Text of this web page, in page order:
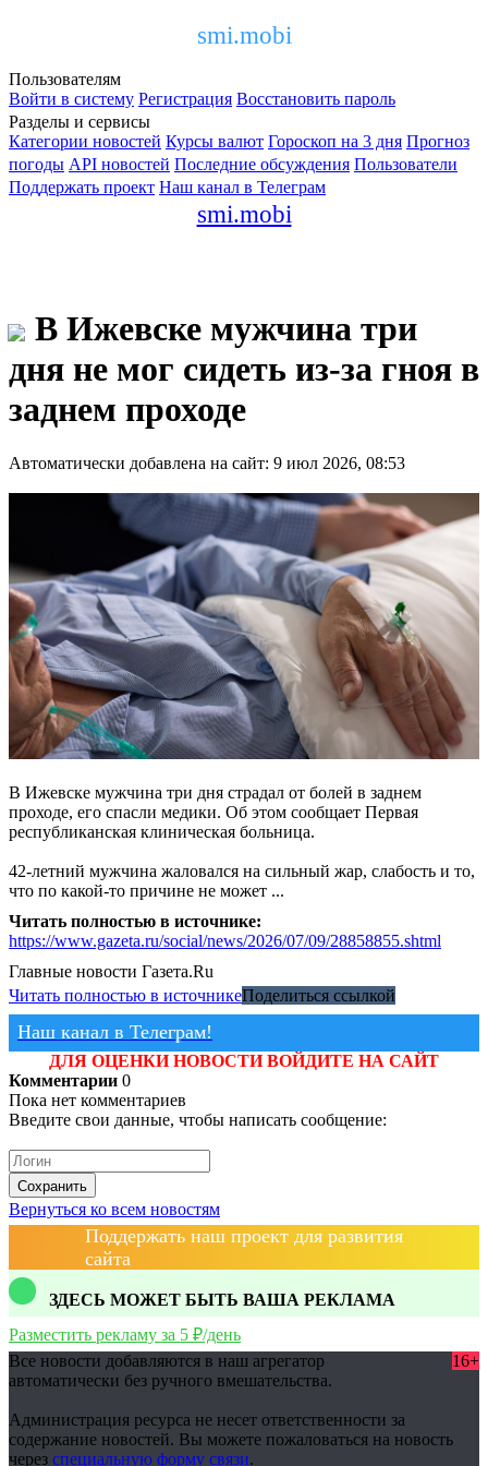
smi.mobi
Пользователям
Войти в систему Регистрация Восстановить пароль
Разделы и сервисы
Категории новостей Курсы валют Гороскоп на 3 дня Прогноз
погоды API новостей Последние обсуждения Пользователи
Поддержать проект Наш канал в Телеграм
smi.mobi
В Ижевске мужчина три
дня не мог сидеть из-за гноя в
заднем проходе
Автоматически добавлена на сайт: 9 июл 2026, 08:53
В Ижевске мужчина три дня страдал от болей в заднем
проходе, его спасли медики. Об этом сообщает Первая
республиканская клиническая больница.
42-летний мужчина жаловался на сильный жар, слабость и то,
что по какой-то причине не может ...
Читать полностью в источнике:
https://www.gazeta.ru/social/news/2026/07/09/28858855.shtml
Главные новости Газета.Ru
Читать полностью в источникеПоделиться ссылкой
Наш канал в Телеграм!
ДЛЯ ОЦЕНКИ НОВОСТИ ВОЙДИТЕ НА САЙТ
Комментарии 0
Пока нет комментариев
Введите свои данные, чтобы написать сообщение:
Сохранить
Вернуться ко всем новостям
Поддержать наш проект для развития
сайта
ЗДЕСЬ МОЖЕТ БЫТЬ ВАША РЕКЛАМА
Разместить рекламу за 5 ₽/день
Все новости добавляются в наш агрегатор
автоматически без ручного вмешательства.
16+
Администрация ресурса не несет ответственности за
содержание новостей. Вы можете пожаловаться на новость
через специальную форму связи.